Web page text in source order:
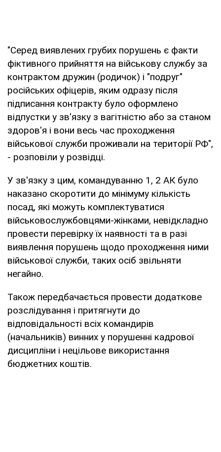
"Серед виявлених грубих порушень є факти
фіктивного прийняття на військову службу за
контрактом дружин (родичок) і "подруг"
російських офіцерів, яким одразу після
підписання контракту було оформлено
відпустки у зв'язку з вагітністю або за станом
здоров'я і вони весь час проходження
військової служби проживали на території РФ",
- розповіли у розвідці.
У зв'язку з цим, командуванню 1, 2 АК було
наказано скоротити до мінімуму кількість
посад, які можуть комплектуватися
військовослужбовцями-жінками, невідкладно
провести перевірку їх наявності та в разі
виявлення порушень щодо проходження ними
військової служби, таких осіб звільняти
негайно.
Також передбачається провести додаткове
розслідування і притягнути до
відповідальності всіх командирів
(начальників) винних у порушенні кадрової
дисципліни і нецільове використання
бюджетних коштів.